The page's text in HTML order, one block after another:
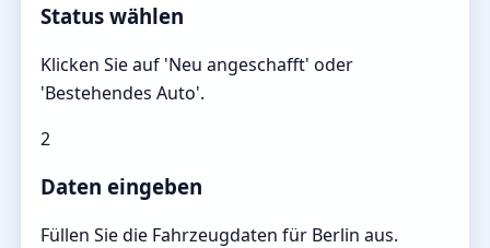
Status wählen
Klicken Sie auf 'Neu angeschafft' oder
'Bestehendes Auto'.
2
Daten eingeben
Füllen Sie die Fahrzeugdaten für Berlin aus.